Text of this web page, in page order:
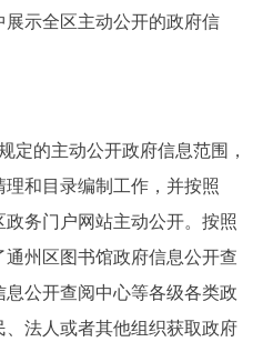
국어 日本語
PORTUGUÊS
回到顶部
示全区主动公开的政府信
的主动公开政府信息范围，
和目录编制工作，并按照
政务门户网站主动公开。按照
通州区图书馆政府信息公开查
公开查阅中心等各级各类政
法人或者其他组织获取政府